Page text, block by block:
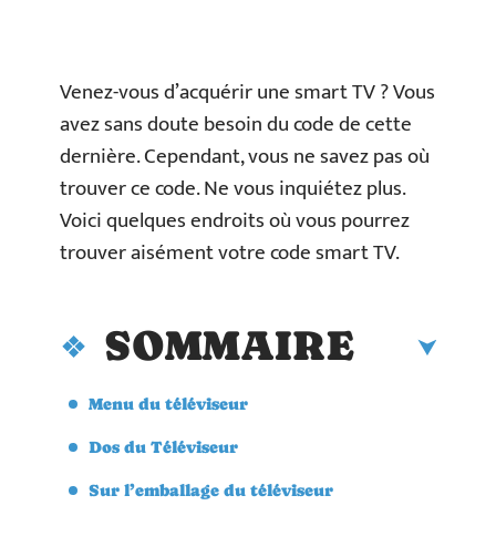
Venez-vous d’acquérir une smart TV ? Vous
avez sans doute besoin du code de cette
dernière. Cependant, vous ne savez pas où
trouver ce code. Ne vous inquiétez plus.
Voici quelques endroits où vous pourrez
trouver aisément votre code smart TV.
SOMMAIRE
Menu du téléviseur
Dos du Téléviseur
Sur l’emballage du téléviseur